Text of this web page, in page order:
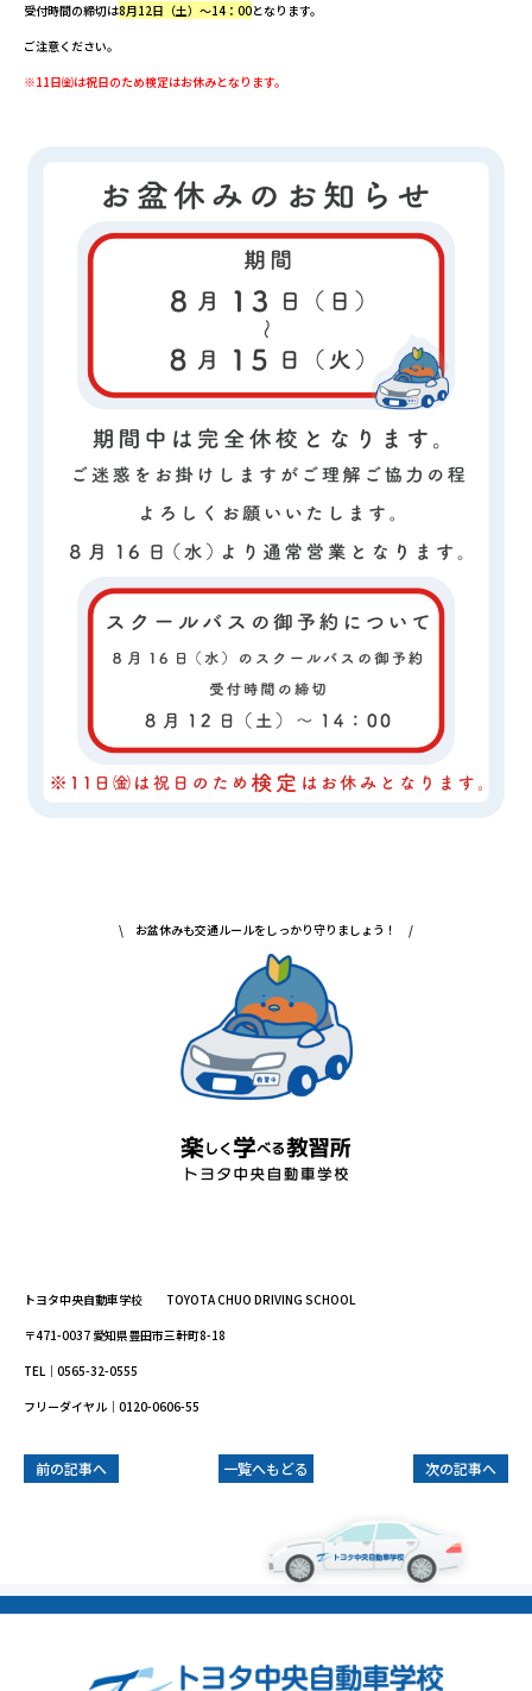
受付時間の締切は8月12日（土）～14：00となります。
ご注意ください。
※11日㈮は祝日のため検定はお休みとなります。
\ お盆休みも交通ルールをしっかり守りましょう！ /
トヨタ中央自動車学校 TOYOTA CHUO DRIVING SCHOOL
〒471-0037 愛知県豊田市三軒町8-18
TEL｜0565-32-0555
フリーダイヤル｜0120-0606-55
前の記事へ 一覧へもどる 次の記事へ